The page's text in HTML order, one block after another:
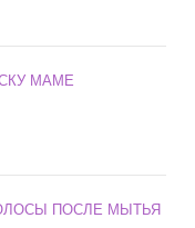
МАМЕ
ПОСЛЕ МЫТЬЯ